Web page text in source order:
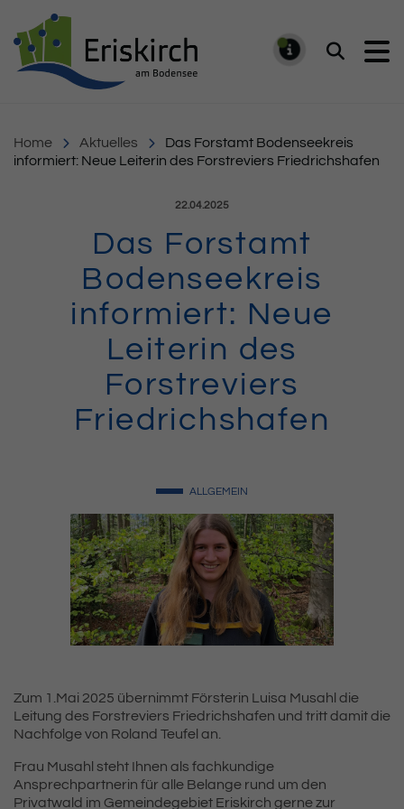
Suchen
Home Aktuelles
Das Forstamt Bodenseekreis
informiert: Neue Leiterin des Forstreviers Friedrichshafen
Veröffentlicht am:
22.04.2025
Das Forstamt
Bodenseekreis
informiert: Neue
Leiterin des
Forstreviers
Friedrichshafen
ALLGEMEIN
Zum 1.Mai 2025 übernimmt Försterin Luisa Musahl die
Leitung des Forstreviers Friedrichshafen und tritt damit die
Nachfolge von Roland Teufel an.
Frau Musahl steht Ihnen als fachkundige
Ansprechpartnerin für alle Belange rund um den
Privatwald im Gemeindegebiet Eriskirch gerne zur